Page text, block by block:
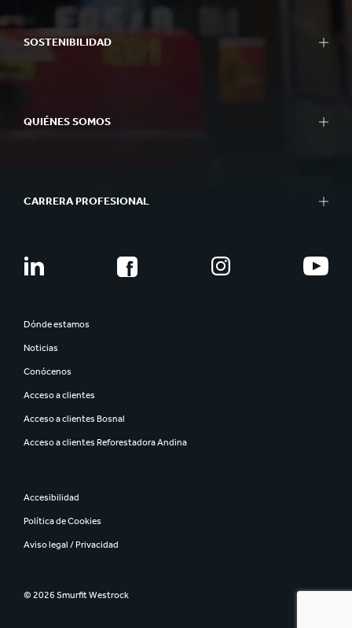
SOSTENIBILIDAD
QUIÉNES SOMOS
CARRERA PROFESIONAL
Dónde estamos
Noticias
Conócenos
Acceso a clientes
Acceso a clientes Bosnal
Acceso a clientes Reforestadora Andina
Accesibilidad
Política de Cookies
Aviso legal / Privacidad
© 2026 Smurfit Westrock